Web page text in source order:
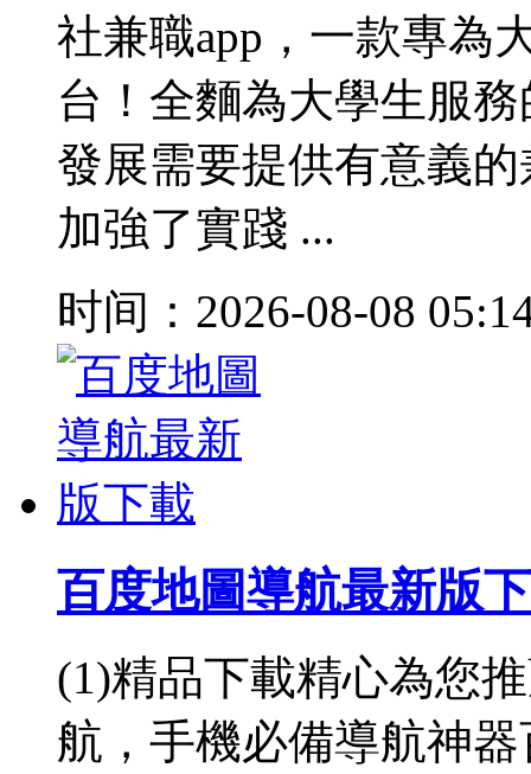
社兼職app，一款專為
台！全麵為大學生服
發展需要提供有意義
加強了實踐 ...
时间：2026-08-08
百度地圖導航最新版
(1)精品下載精心為您
航，手機必備導航神